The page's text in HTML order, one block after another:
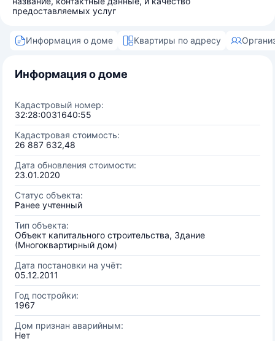
предоставляемых услуг
Информация о доме Квартиры по адресу
Информация о доме
Кадастровый номер:
32:28:0031640:55
Кадастровая стоимость:
26 887 632,48
Дата обновления стоимости:
23.01.2020
Статус объекта:
Ранее учтенный
Тип объекта:
Объект капитального строительства, Здание
(Многоквартирный дом)
Дата постановки на учёт:
05.12.2011
Год постройки:
1967
Дом признан аварийным:
Нет